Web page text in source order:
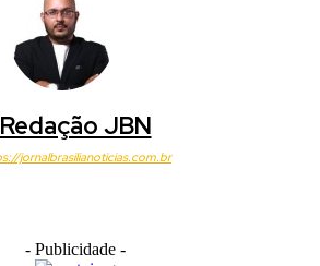
Redação JBN
jornalbrasilianoticias.com.br
- Publicidade -